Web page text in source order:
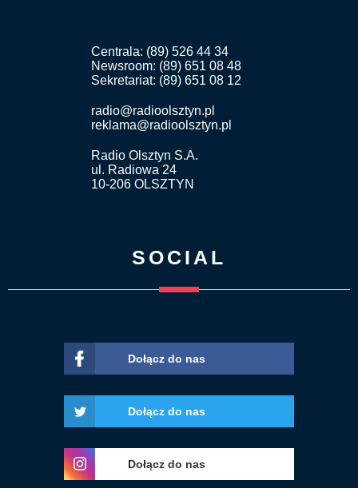
Centrala: (89) 526 44 34
Newsroom: (89) 651 08 48
Sekretariat: (89) 651 08 12
radio@radioolsztyn.pl
reklama@radioolsztyn.pl
Radio Olsztyn S.A.
ul. Radiowa 24
10-206 OLSZTYN
SOCIAL
Dołącz do nas
Dołącz do nas
Dołącz do nas